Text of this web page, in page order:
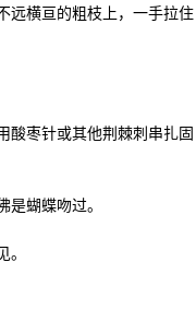
远横亘的粗枝上，一手拉住
酸枣针或其他荆棘刺串扎固
蝴蝶吻过。